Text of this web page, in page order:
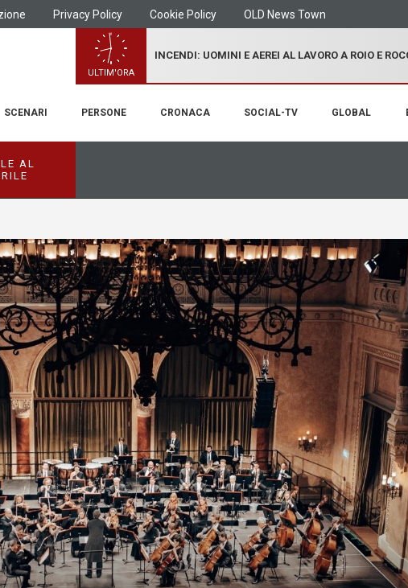
Privacy Policy Cookie Policy OLD News Town
ULTIM'ORA
INCENDI: UOMINI E AEREI AL LAVORO A ROIO E
SCENARI PERSONE CRONACA SOCIAL-TV GLOBAL
AL